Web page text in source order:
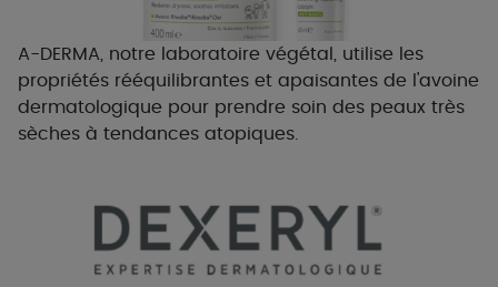
A-DERMA, notre laboratoire végétal, utilise les
propriétés rééquilibrantes et apaisantes de l'avoine
dermatologique pour prendre soin des peaux très
sèches à tendances atopiques.